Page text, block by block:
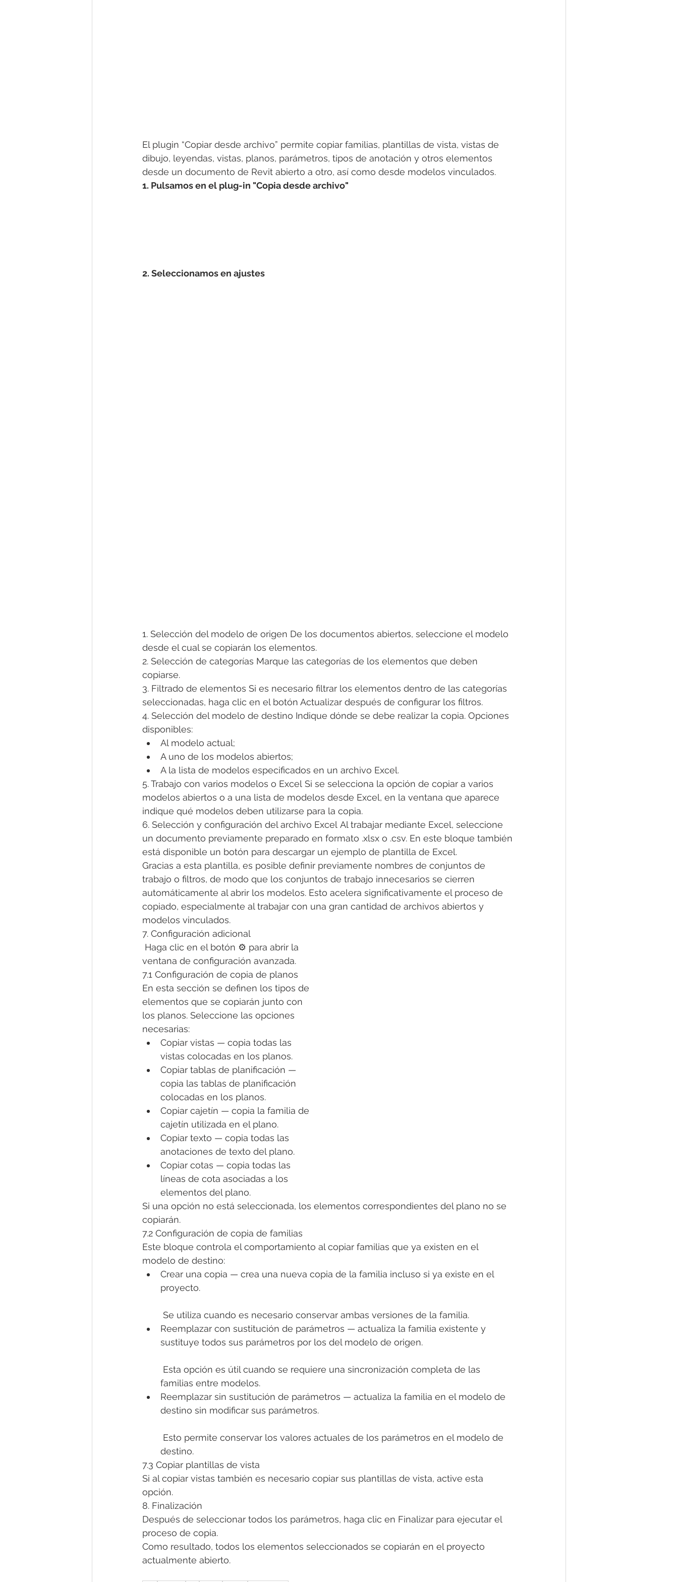
El plugin “Copiar desde archivo” permite copiar familias, plantillas de vista, vistas de
dibujo, leyendas, vistas, planos, parámetros, tipos de anotación y otros elementos
desde un documento de Revit abierto a otro, así como desde modelos vinculados.
1. Pulsamos en el plug-in "Copia desde archivo"
2. Seleccionamos en ajustes
1. Selección del modelo de origen De los documentos abiertos, seleccione el modelo
desde el cual se copiarán los elementos.
2. Selección de categorías Marque las categorías de los elementos que deben
copiarse.
3. Filtrado de elementos Si es necesario filtrar los elementos dentro de las categorías
seleccionadas, haga clic en el botón Actualizar después de configurar los filtros.
4. Selección del modelo de destino Indique dónde se debe realizar la copia. Opciones
disponibles:
Al modelo actual;
A uno de los modelos abiertos;
A la lista de modelos especificados en un archivo Excel.
5. Trabajo con varios modelos o Excel Si se selecciona la opción de copiar a varios
modelos abiertos o a una lista de modelos desde Excel, en la ventana que aparece
indique qué modelos deben utilizarse para la copia.
6. Selección y configuración del archivo Excel Al trabajar mediante Excel, seleccione
un documento previamente preparado en formato .xlsx o .csv. En este bloque también
está disponible un botón para descargar un ejemplo de plantilla de Excel.
Gracias a esta plantilla, es posible definir previamente nombres de conjuntos de
trabajo o filtros, de modo que los conjuntos de trabajo innecesarios se cierren
automáticamente al abrir los modelos. Esto acelera significativamente el proceso de
copiado, especialmente al trabajar con una gran cantidad de archivos abiertos y
modelos vinculados.
7. Configuración adicional
Haga clic en el botón ⚙️ para abrir la
ventana de configuración avanzada.
7.1 Configuración de copia de planos
En esta sección se definen los tipos de
elementos que se copiarán junto con
los planos. Seleccione las opciones
necesarias:
Copiar vistas — copia todas las
vistas colocadas en los planos.
Copiar tablas de planificación —
copia las tablas de planificación
colocadas en los planos.
Copiar cajetín — copia la familia de
cajetín utilizada en el plano.
Copiar texto — copia todas las
anotaciones de texto del plano.
Copiar cotas — copia todas las
líneas de cota asociadas a los
elementos del plano.
Si una opción no está seleccionada, los elementos correspondientes del plano no se
copiarán.
7.2 Configuración de copia de familias
Este bloque controla el comportamiento al copiar familias que ya existen en el
modelo de destino:
Crear una copia — crea una nueva copia de la familia incluso si ya existe en el
proyecto.
Se utiliza cuando es necesario conservar ambas versiones de la familia.
Reemplazar con sustitución de parámetros — actualiza la familia existente y
sustituye todos sus parámetros por los del modelo de origen.
Esta opción es útil cuando se requiere una sincronización completa de las
familias entre modelos.
Reemplazar sin sustitución de parámetros — actualiza la familia en el modelo de
destino sin modificar sus parámetros.
Esto permite conservar los valores actuales de los parámetros en el modelo de
destino.
7.3 Copiar plantillas de vista
Si al copiar vistas también es necesario copiar sus plantillas de vista, active esta
opción.
8. Finalización
Después de seleccionar todos los parámetros, haga clic en Finalizar para ejecutar el
proceso de copia.
Como resultado, todos los elementos seleccionados se copiarán en el proyecto
actualmente abierto.